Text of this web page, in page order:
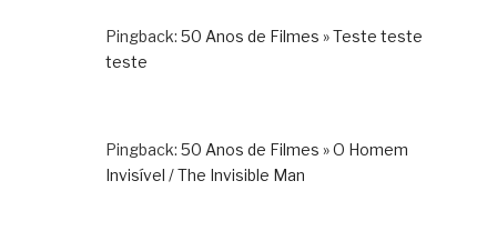
Pingback: 50 Anos de Filmes » Teste teste
teste
Pingback: 50 Anos de Filmes » O Homem
Invisível / The Invisible Man